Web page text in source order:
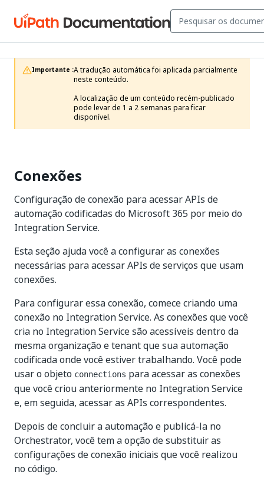
Importante :A tradução automática foi aplicada parcialmente
neste conteúdo.
A localização de um conteúdo recém-publicado
pode levar de 1 a 2 semanas para ficar
disponível.
Conexões
Configuração de conexão para acessar APIs de
automação codificadas do Microsoft 365 por meio do
Integration Service.
Esta seção ajuda você a configurar as conexões
necessárias para acessar APIs de serviços que usam
conexões.
Para configurar essa conexão, comece criando uma
conexão no Integration Service. As conexões que você
cria no Integration Service são acessíveis dentro da
mesma organização e tenant que sua automação
codificada onde você estiver trabalhando. Você pode
usar o objeto connections para acessar as conexões
que você criou anteriormente no Integration Service
e, em seguida, acessar as APIs correspondentes.
Depois de concluir a automação e publicá-la no
Orchestrator, você tem a opção de substituir as
configurações de conexão iniciais que você realizou
no código.